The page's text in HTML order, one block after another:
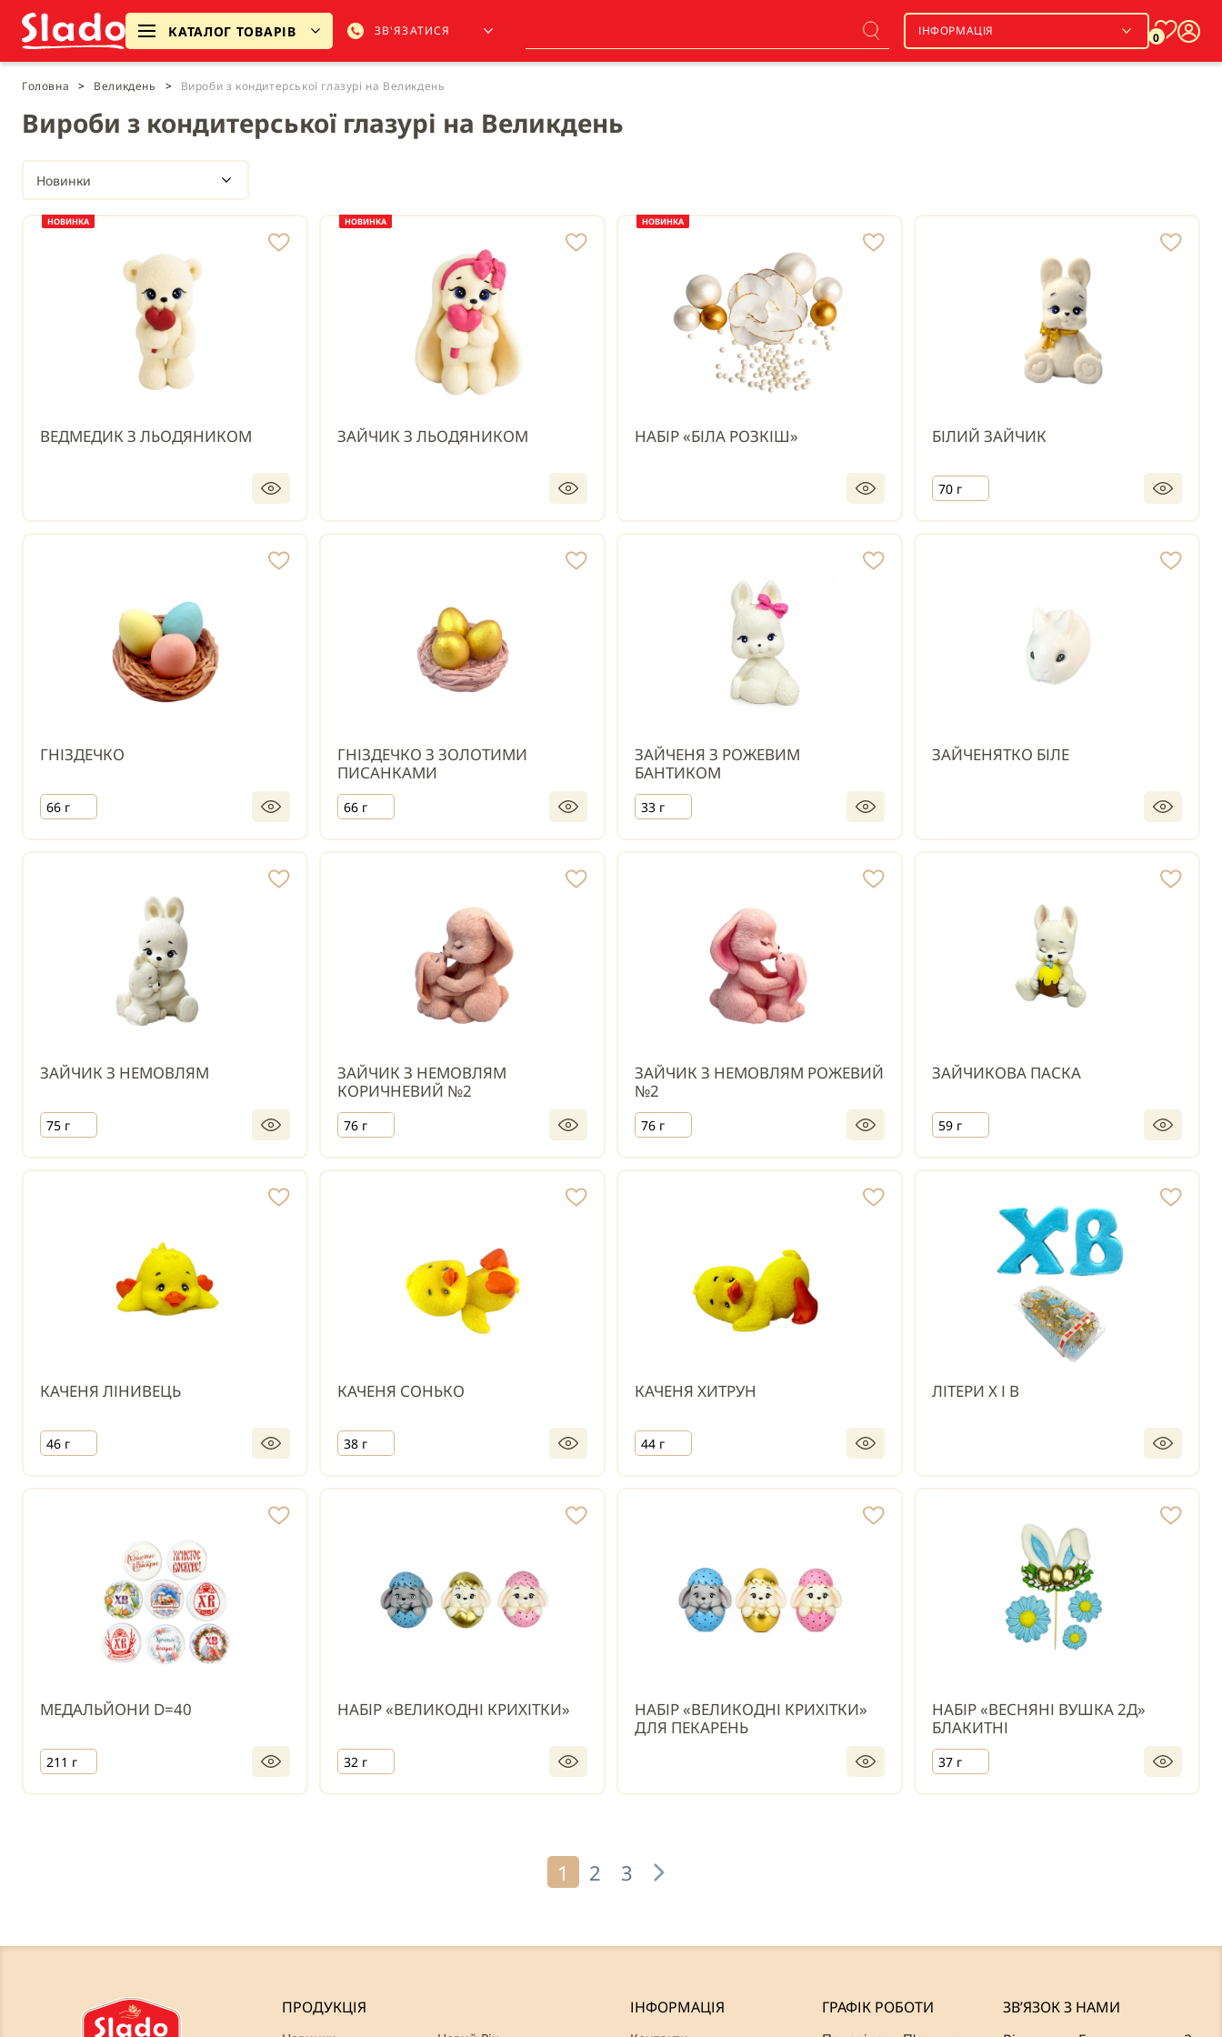
КАТАЛОГ ТОВАРІВ ЗВ'ЯЗАТИСЯ ІНФОРМАЦІЯ 0
Головна > Великдень > Вироби з кондитерської глазурі на Великдень
Вироби з кондитерської глазурі на Великдень
Новинки
ВЕДМЕДИК З ЛЬОДЯНИКОМ
НОВИНКА
ЗАЙЧИК З ЛЬОДЯНИКОМ
НОВИНКА
НАБІР «БІЛА РОЗКІШ»
НОВИНКА
БІЛИЙ ЗАЙЧИК
70 г
ГНІЗДЕЧКО
66 г
ГНІЗДЕЧКО З ЗОЛОТИМИ
ПИСАНКАМИ
66 г
ЗАЙЧЕНЯ З РОЖЕВИМ
БАНТИКОМ
33 г
ЗАЙЧЕНЯТКО БІЛЕ
ЗАЙЧИК З НЕМОВЛЯМ
75 г
ЗАЙЧИК З НЕМОВЛЯМ
КОРИЧНЕВИЙ №2
76 г
ЗАЙЧИК З НЕМОВЛЯМ РОЖЕВИЙ
№2
76 г
ЗАЙЧИКОВА ПАСКА
59 г
КАЧЕНЯ ЛІНИВЕЦЬ
46 г
КАЧЕНЯ СОНЬКО
38 г
КАЧЕНЯ ХИТРУН
44 г
ЛІТЕРИ Х І В
МЕДАЛЬЙОНИ D=40
211 г
НАБІР «ВЕЛИКОДНІ КРИХІТКИ»
32 г
НАБІР «ВЕЛИКОДНІ КРИХІТКИ»
ДЛЯ ПЕКАРЕНЬ
НАБІР «ВЕСНЯНІ ВУШКА 2Д»
БЛАКИТНІ
37 г
1 2 3
ПРОДУКЦІЯ ІНФОРМАЦІЯ ГРАФІК РОБОТИ
ЗВ’ЯЗОК З НАМИ